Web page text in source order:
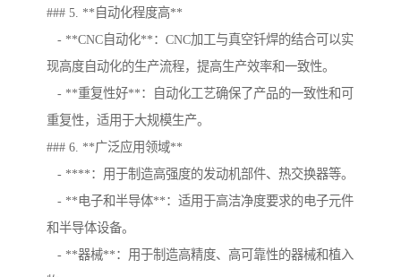
### 5. **自动化程度高**
- **CNC自动化**：CNC加工与真空钎焊的结合可以实
现高度自动化的生产流程，提高生产效率和一致性。
- **重复性好**：自动化工艺确保了产品的一致性和可
重复性，适用于大规模生产。
### 6. **广泛应用领域**
- ****：用于制造高强度的发动机部件、热交换器等。
- **电子和半导体**：适用于高洁净度要求的电子元件
和半导体设备。
- **器械**：用于制造高精度、高可靠性的器械和植入